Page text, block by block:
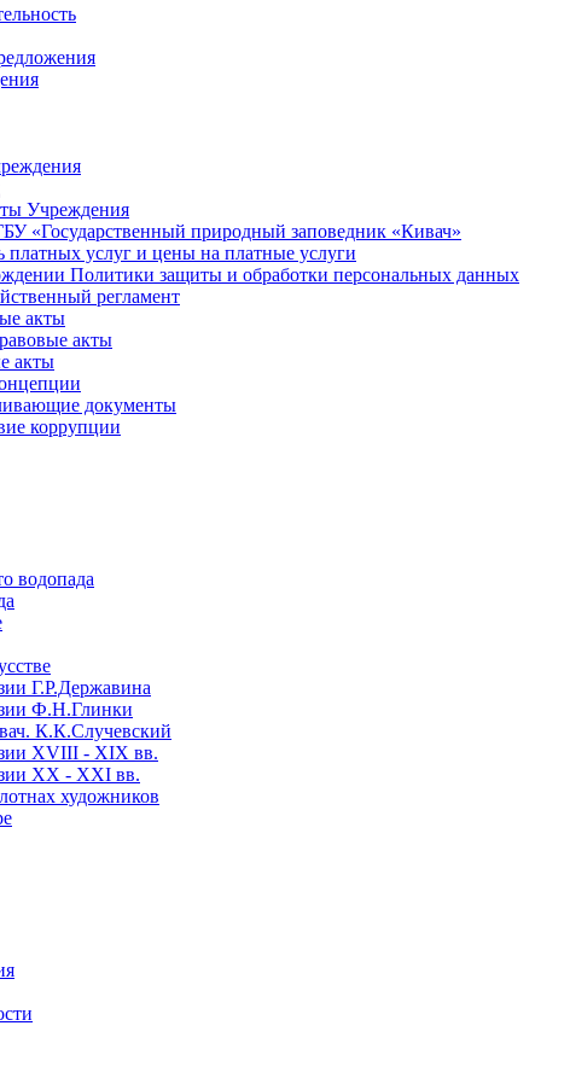
Учреждения
«Государственный природный заповедник «Кивач»
платных услуг и цены на платные услуги
Политики защиты и обработки персональных данных
регламент
акты
акты
акты
документы
коррупции
водопада
Г.Р.Державина
Ф.Н.Глинки
К.К.Случевский
XVIII - XIX вв.
XX - XXI вв.
художников